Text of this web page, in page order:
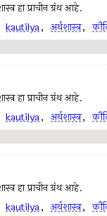
हा प्राचीन ग्रंथ आहे.
kautilya, अर्थशास्त्र,
हा प्राचीन ग्रंथ आहे.
kautilya, अर्थशास्त्र,
हा प्राचीन ग्रंथ आहे.
kautilya, अर्थशास्त्र,